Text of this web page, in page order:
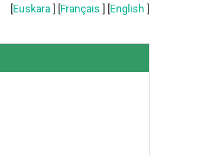
[Euskara ] [Français ] [English ]